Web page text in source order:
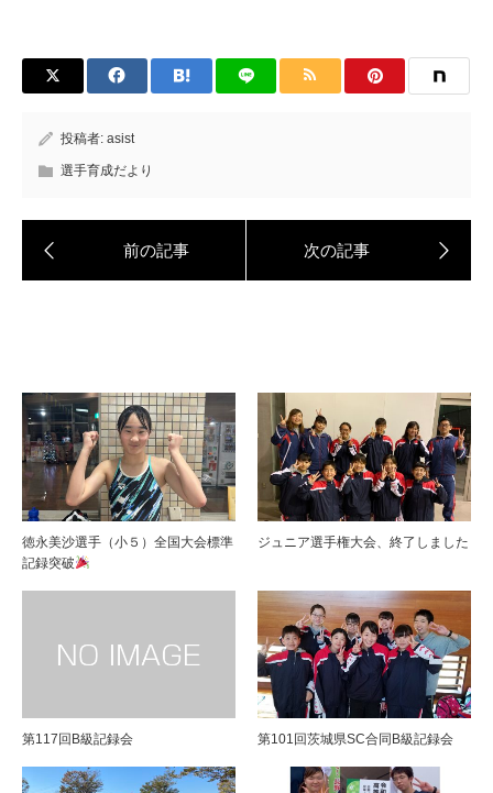
投稿者: asist
選手育成だより
徳永美沙選手（小５）全国大会標準
記録突破
ジュニア選手権大会、終了しました
第117回B級記録会 第101回茨城県SC合同B級記録会